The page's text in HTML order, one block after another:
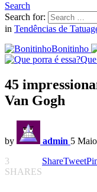
Search
Search for:
in Tendências de
Bonitinho
45
Van Gogh
by admin 5
3
SHARES
ShareTweet